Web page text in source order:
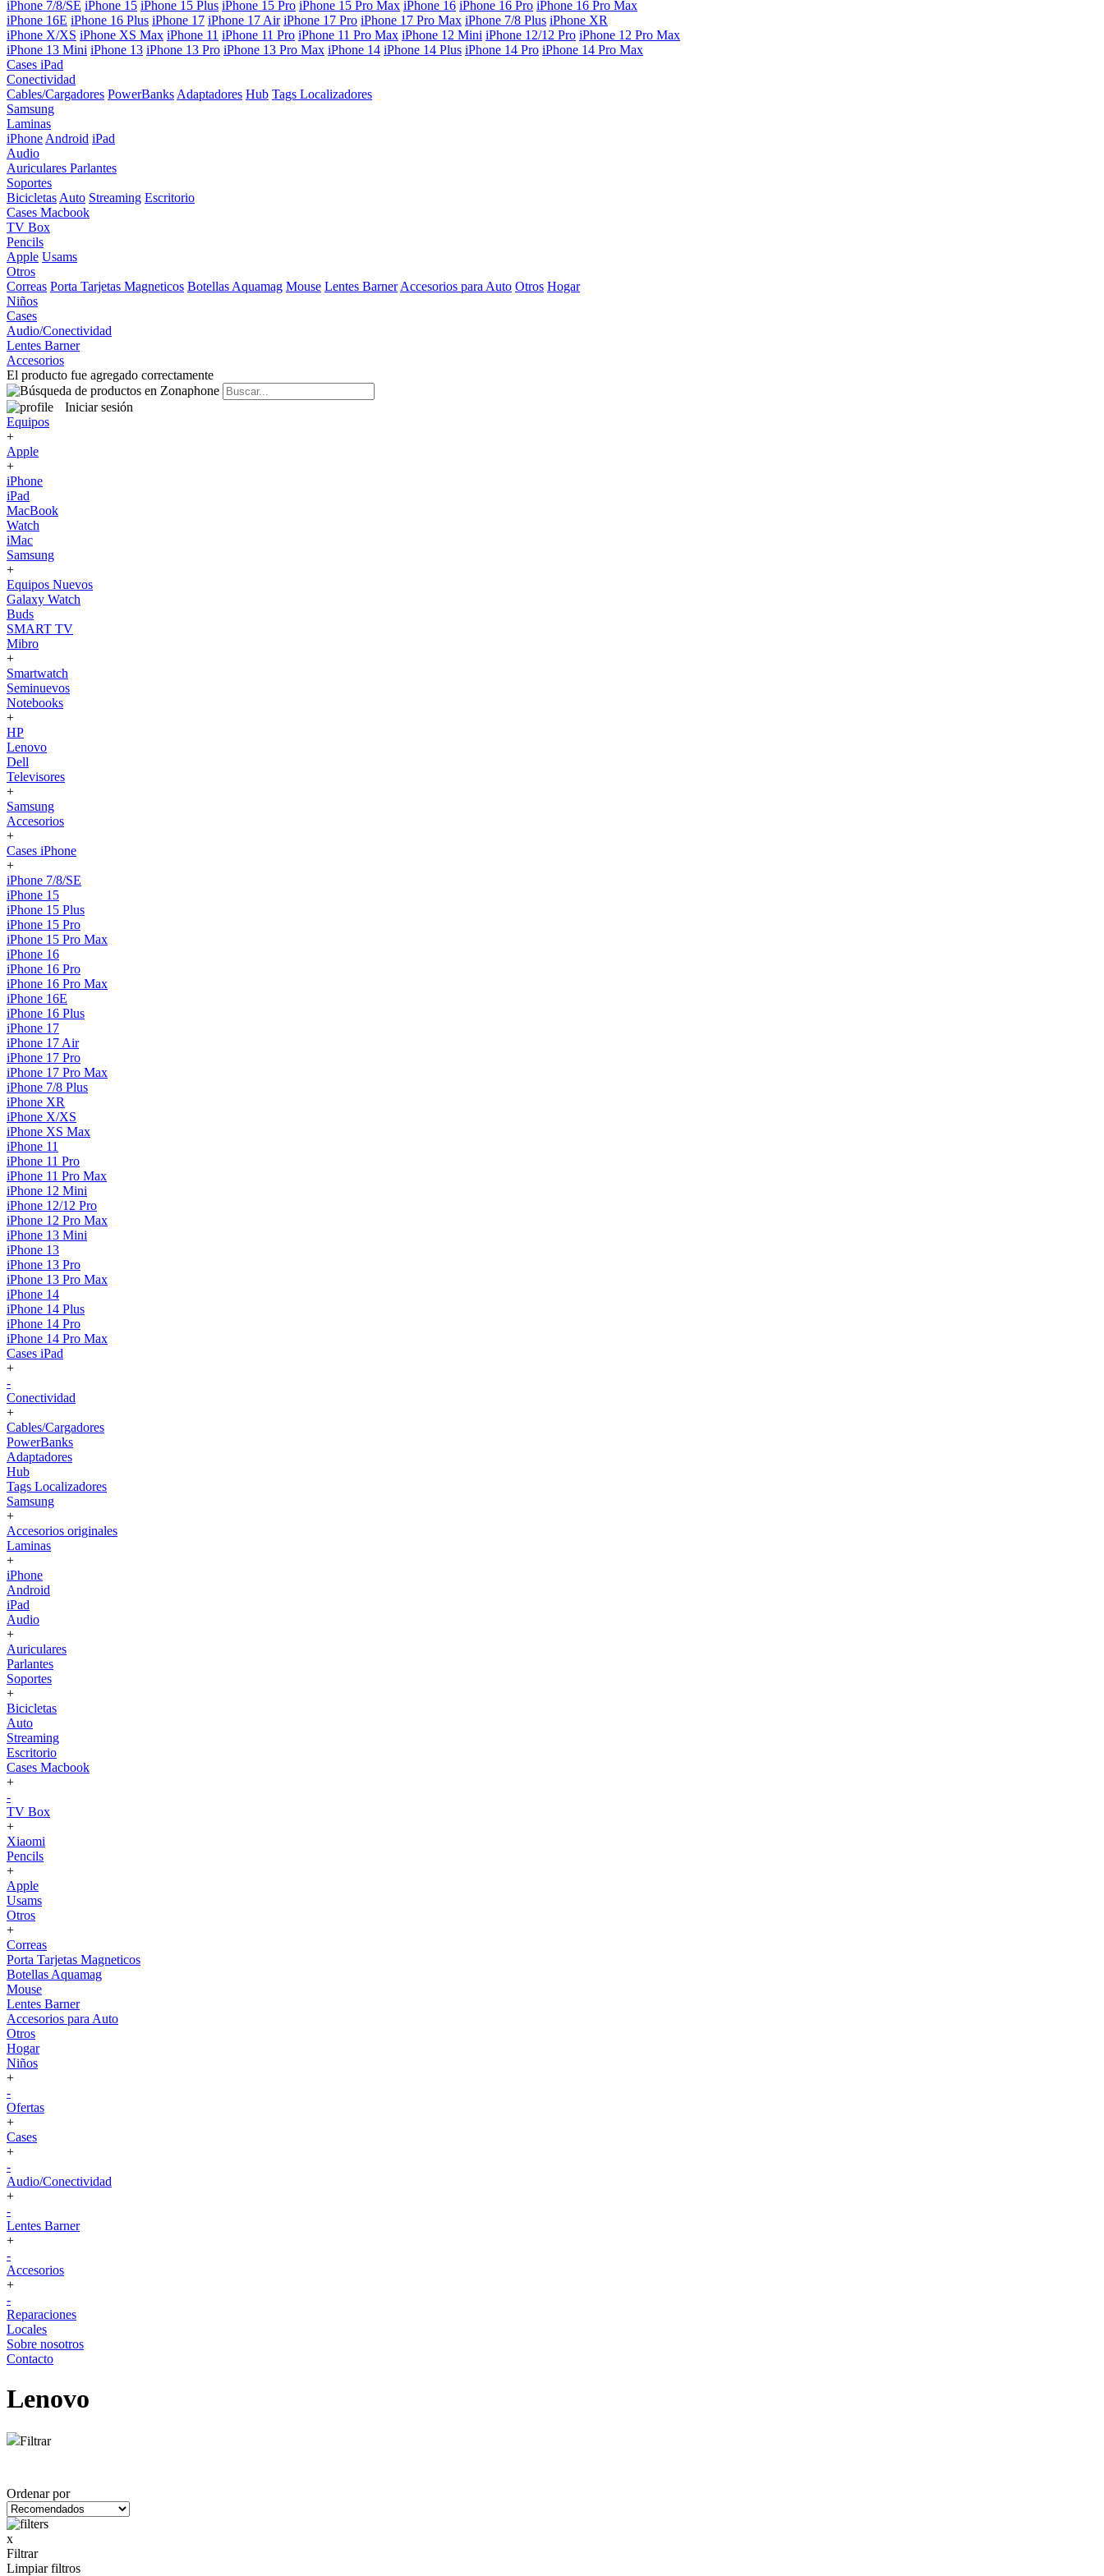
iPhone 7/8/SE iPhone 15 iPhone 15 Plus iPhone 15 Pro iPhone 15 Pro Max iPhone 16 iPhone 16 Pro iPhone 16 Pro Max
iPhone 16E iPhone 16 Plus iPhone 17 iPhone 17 Air iPhone 17 Pro iPhone 17 Pro Max iPhone 7/8 Plus iPhone XR
iPhone X/XS iPhone XS Max iPhone 11 iPhone 11 Pro iPhone 11 Pro Max iPhone 12 Mini iPhone 12/12 Pro iPhone 12 Pro Max
iPhone 13 Mini iPhone 13 iPhone 13 Pro iPhone 13 Pro Max iPhone 14 iPhone 14 Plus iPhone 14 Pro iPhone 14 Pro Max
Cases iPad
Conectividad
Cables/Cargadores PowerBanks Adaptadores Hub Tags Localizadores
Samsung
Laminas
iPhone Android iPad
Audio
Auriculares Parlantes
Soportes
Bicicletas Auto Streaming Escritorio
Cases Macbook
TV Box
Pencils
Apple Usams
Otros
Correas Porta Tarjetas Magneticos Botellas Aquamag Mouse Lentes Barner Accesorios para Auto Otros Hogar
Niños
Cases
Audio/Conectividad
Lentes Barner
Accesorios
El producto fue agregado correctamente
Iniciar sesión
Equipos
+
Apple
+
iPhone
iPad
MacBook
Watch
iMac
Samsung
+
Equipos Nuevos
Galaxy Watch
Buds
SMART TV
Mibro
+
Smartwatch
Seminuevos
Notebooks
+
HP
Lenovo
Dell
Televisores
+
Samsung
Accesorios
+
Cases iPhone
+
iPhone 7/8/SE
iPhone 15
iPhone 15 Plus
iPhone 15 Pro
iPhone 15 Pro Max
iPhone 16
iPhone 16 Pro
iPhone 16 Pro Max
iPhone 16E
iPhone 16 Plus
iPhone 17
iPhone 17 Air
iPhone 17 Pro
iPhone 17 Pro Max
iPhone 7/8 Plus
iPhone XR
iPhone X/XS
iPhone XS Max
iPhone 11
iPhone 11 Pro
iPhone 11 Pro Max
iPhone 12 Mini
iPhone 12/12 Pro
iPhone 12 Pro Max
iPhone 13 Mini
iPhone 13
iPhone 13 Pro
iPhone 13 Pro Max
iPhone 14
iPhone 14 Plus
iPhone 14 Pro
iPhone 14 Pro Max
Cases iPad
+
-
Conectividad
+
Cables/Cargadores
PowerBanks
Adaptadores
Hub
Tags Localizadores
Samsung
+
Accesorios originales
Laminas
+
iPhone
Android
iPad
Audio
+
Auriculares
Parlantes
Soportes
+
Bicicletas
Auto
Streaming
Escritorio
Cases Macbook
+
-
TV Box
+
Xiaomi
Pencils
+
Apple
Usams
Otros
+
Correas
Porta Tarjetas Magneticos
Botellas Aquamag
Mouse
Lentes Barner
Accesorios para Auto
Otros
Hogar
Niños
+
-
Ofertas
+
Cases
+
-
Audio/Conectividad
+
-
Lentes Barner
+
-
Accesorios
+
-
Reparaciones
Locales
Sobre nosotros
Contacto
Lenovo
Filtrar
Ordenar por
x
Filtrar
Limpiar filtros